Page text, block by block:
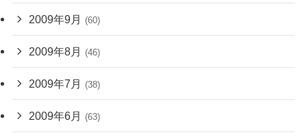
2009年9月 (60)
2009年8月 (46)
2009年7月 (38)
2009年6月 (63)